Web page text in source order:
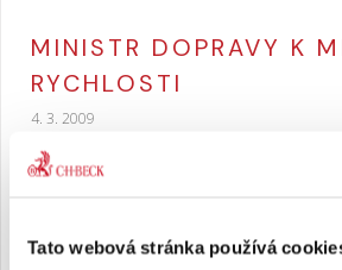
Tato webová stránka používá
MINISTR DOPRAVY K
RYCHLOSTI
4. 3. 2009
dva variantní rozměry značek „Měření